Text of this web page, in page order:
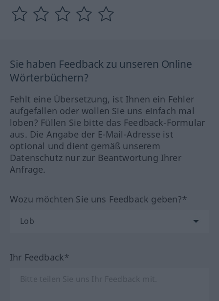
Sie haben Feedback zu unseren Online
Wörterbüchern?
Fehlt eine Übersetzung, ist Ihnen ein Fehler
aufgefallen oder wollen Sie uns einfach mal
loben? Füllen Sie bitte das Feedback-Formular
aus. Die Angabe der E-Mail-Adresse ist
optional und dient gemäß unserem
Datenschutz nur zur Beantwortung Ihrer
Anfrage.
Wozu möchten Sie uns Feedback geben?*
Ihr Feedback*